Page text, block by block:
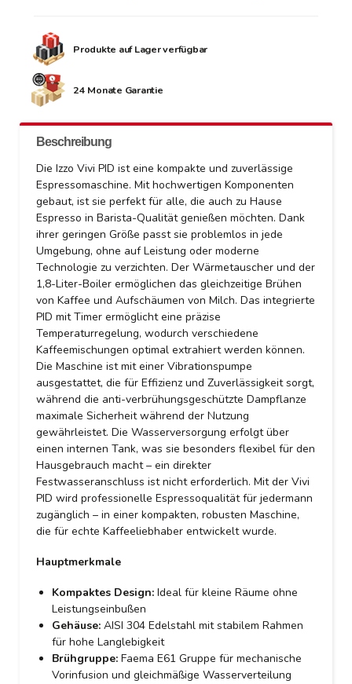
Produkte auf Lager verfügbar
24 Monate Garantie
Beschreibung
Die Izzo Vivi PID ist eine kompakte und zuverlässige
Espressomaschine. Mit hochwertigen Komponenten
gebaut, ist sie perfekt für alle, die auch zu Hause
Espresso in Barista-Qualität genießen möchten. Dank
ihrer geringen Größe passt sie problemlos in jede
Umgebung, ohne auf Leistung oder moderne
Technologie zu verzichten. Der Wärmetauscher und der
1,8-Liter-Boiler ermöglichen das gleichzeitige Brühen
von Kaffee und Aufschäumen von Milch. Das integrierte
PID mit Timer ermöglicht eine präzise
Temperaturregelung, wodurch verschiedene
Kaffeemischungen optimal extrahiert werden können.
Die Maschine ist mit einer Vibrationspumpe
ausgestattet, die für Effizienz und Zuverlässigkeit sorgt,
während die anti-verbrühungsgeschützte Dampflanze
maximale Sicherheit während der Nutzung
gewährleistet. Die Wasserversorgung erfolgt über
einen internen Tank, was sie besonders flexibel für den
Hausgebrauch macht – ein direkter
Festwasseranschluss ist nicht erforderlich. Mit der Vivi
PID wird professionelle Espressoqualität für jedermann
zugänglich – in einer kompakten, robusten Maschine,
die für echte Kaffeeliebhaber entwickelt wurde.
Hauptmerkmale
Kompaktes Design: Ideal für kleine Räume ohne
Leistungseinbußen
Gehäuse: AISI 304 Edelstahl mit stabilem Rahmen
für hohe Langlebigkeit
Brühgruppe: Faema E61 Gruppe für mechanische
Vorinfusion und gleichmäßige Wasserverteilung